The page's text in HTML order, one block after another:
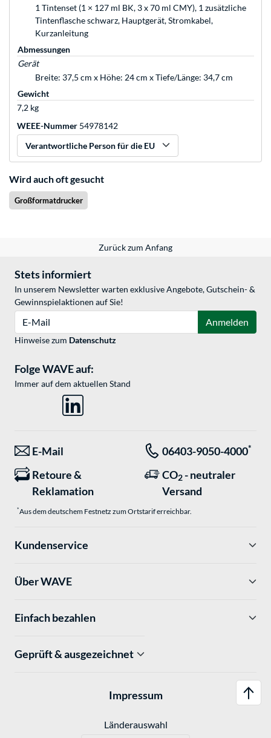
1 Tintenset (1 × 127 ml BK, 3 x 70 ml CMY), 1 zusätzliche
Tintenflasche schwarz, Hauptgerät, Stromkabel,
Kurzanleitung
Abmessungen
Gerät
Breite: 37,5 cm x Höhe: 24 cm x Tiefe/Länge: 34,7 cm
Gewicht
7,2 kg
WEEE-Nummer 54978142
Verantwortliche Person für die EU
Wird auch oft gesucht
Großformatdrucker
Zurück zum Anfang
Stets informiert
In unserem Newsletter warten exklusive Angebote, Gutschein- &
Gewinnspielaktionen auf Sie!
Anmelden
Hinweise zum Datenschutz
Folge WAVE auf:
Immer auf dem aktuellen Stand
E-Mail 06403-9050-4000*
Retoure &
Reklamation
CO2 - neutraler
Versand
*Aus dem deutschem Festnetz zum Ortstarif erreichbar.
Kundenservice
Über WAVE
Einfach bezahlen
Geprüft & ausgezeichnet
Impressum
Länderauswahl